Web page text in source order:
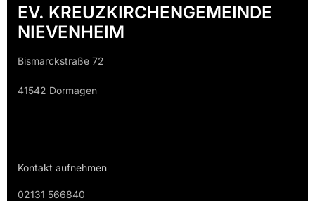
EV. KREUZKIRCHENGEMEINDE
NIEVENHEIM
Bismarckstraße 72
41542 Dormagen
Kontakt aufnehmen
02131 566840